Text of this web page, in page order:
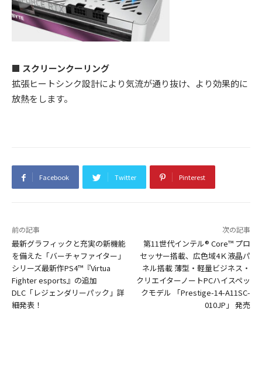
■ スクリーンクーリング
拡張ヒートシンク設計により気流が通り抜け、より効果的に
放熱をします。
Facebook Twitter Pinterest
前の記事
最新グラフィックと充実の新機能
を備えた「バーチャファイター」
シリーズ最新作PS4™『Virtua
Fighter esports』の追加
DLC「レジェンダリーパック」詳
細発表！
次の記事
第11世代インテル® Core™ プロ
セッサー搭載、広色域4Ｋ液晶パ
ネル搭載 薄型・軽量ビジネス・
クリエイターノートPCハイスペッ
クモデル 「Prestige-14-A11SC-
010JP」 発売